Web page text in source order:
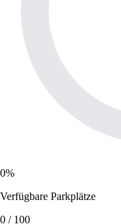
0%
Verfügbare Parkplätze
0 / 100